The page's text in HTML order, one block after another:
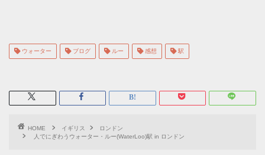
ウォーター ブログ ルー 感想 駅
HOME イギリス
ロンドン
人でにぎわうウォーター・ルー(WaterLoo)駅 in ロンドン